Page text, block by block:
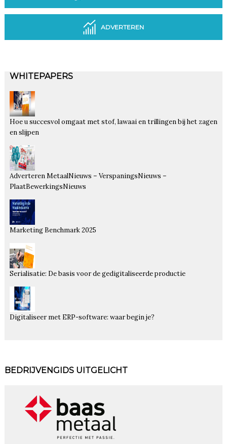
ADVERTEREN
WHITEPAPERS
Hoe u succesvol omgaat met stof, lawaai en trillingen bij het zagen
en slijpen
Adverteren MetaalNieuws – VerspaningsNieuws –
PlaatBewerkingsNieuws
Marketing Benchmark 2025
Serialisatie: De basis voor de gedigitaliseerde productie
Digitaliseer met ERP-software: waar begin je?
BEDRIJVENGIDS UITGELICHT